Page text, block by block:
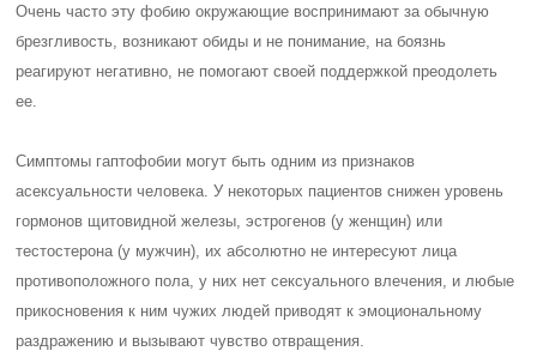
Очень часто эту фобию окружающие воспринимают за обычную
брезгливость, возникают обиды и не понимание, на боязнь
реагируют негативно, не помогают своей поддержкой преодолеть
ее.
Симптомы гаптофобии могут быть одним из признаков
асексуальности человека. У некоторых пациентов снижен уровень
гормонов щитовидной железы, эстрогенов (у женщин) или
тестостерона (у мужчин), их абсолютно не интересуют лица
противоположного пола, у них нет сексуального влечения, и любые
прикосновения к ним чужих людей приводят к эмоциональному
раздражению и вызывают чувство отвращения.